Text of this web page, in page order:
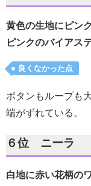
黄色の生地にピン
ピンクのバイアス
良くなかった点
ボタンもループも
端がずれている。
６位 ニーラ
白地に赤い花柄の